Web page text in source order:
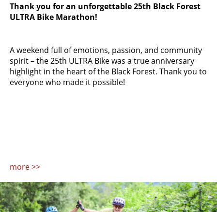
Thank you for an unforgettable 25th Black Forest
ULTRA Bike Marathon!
A weekend full of emotions, passion, and community
spirit – the 25th ULTRA Bike was a true anniversary
highlight in the heart of the Black Forest. Thank you to
everyone who made it possible!
more >>